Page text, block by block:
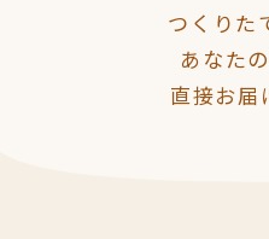
つくりた
あなた
直接お届